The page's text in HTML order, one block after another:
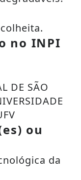
no INPI
DE SÃO
ou
da